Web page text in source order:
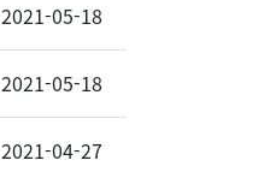
2021-05-18
2021-05-18
2021-04-27